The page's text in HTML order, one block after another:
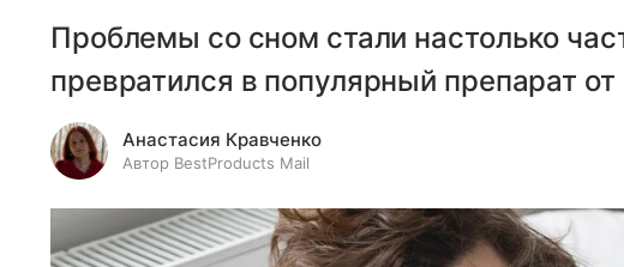
Проблемы со сном стали настолько
превратился в популярный препарат
Анастасия Кравченко
Автор BestProducts Mail